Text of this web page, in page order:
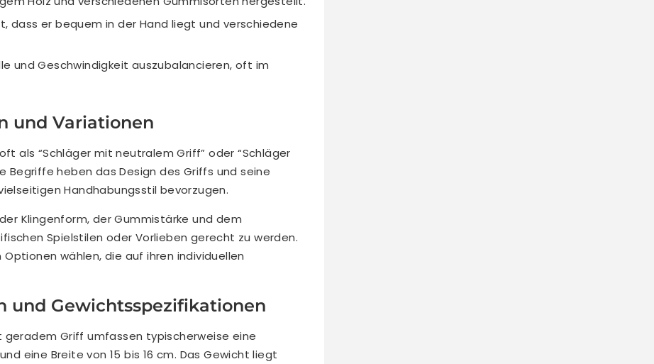
dass er bequem in der Hand liegt und verschiedene
und Geschwindigkeit auszubalancieren, oft im
und Variationen
als “Schläger mit neutralem Griff” oder “Schläger
Begriffe heben das Design des Griffs und seine
Handhabungsstil bevorzugen.
Klingenform, der Gummistärke und dem
Spielstilen oder Vorlieben gerecht zu werden.
wählen, die auf ihren individuellen
und Gewichtsspezifikationen
geradem Griff umfassen typischerweise eine
eine Breite von 15 bis 16 cm. Das Gewicht liegt